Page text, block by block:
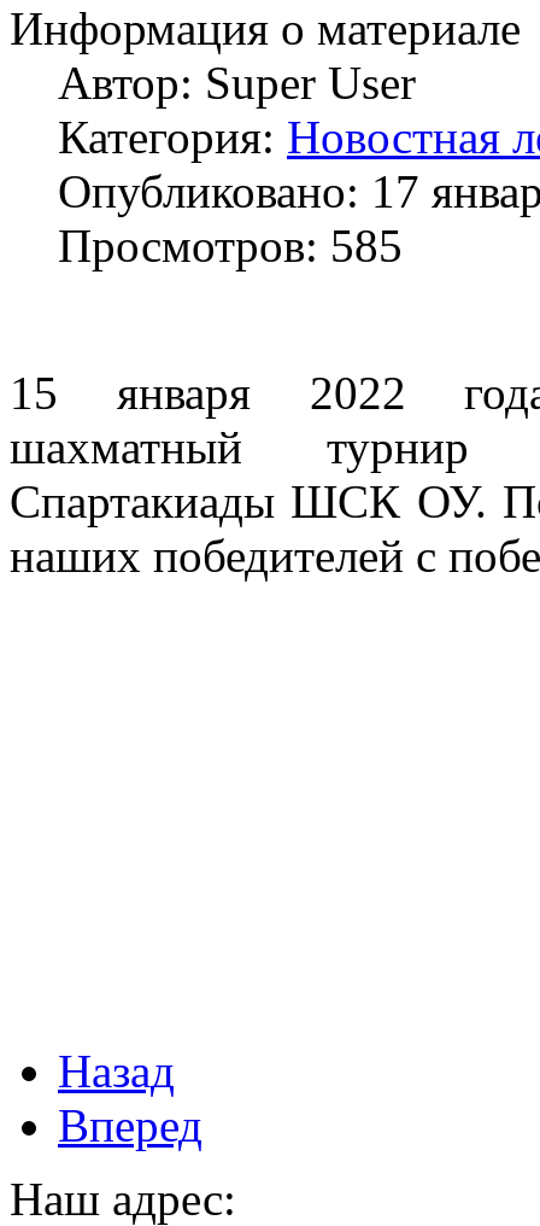
Информация о материале
Автор: Super User
Категория: Новостная
Опубликовано: 17
Просмотров: 585
15 января 2022
шахматный
Спартакиады ШСК ОУ.
наших победителей с
Назад
Вперед
Наш адрес: